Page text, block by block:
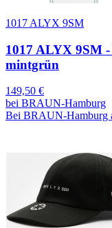
1017 ALYX 9SM
1017 ALYX 9SM
mintgrün
149,50 €
bei BRAUN-Hamburg
Bei BRAUN-Hamburg